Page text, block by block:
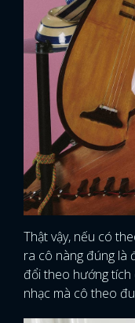
Thật vậy, nếu có
ra cô nàng đúng là
đổi theo hướng tích
nhạc mà cô theo